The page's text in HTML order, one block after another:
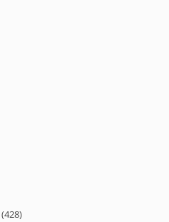
(428)